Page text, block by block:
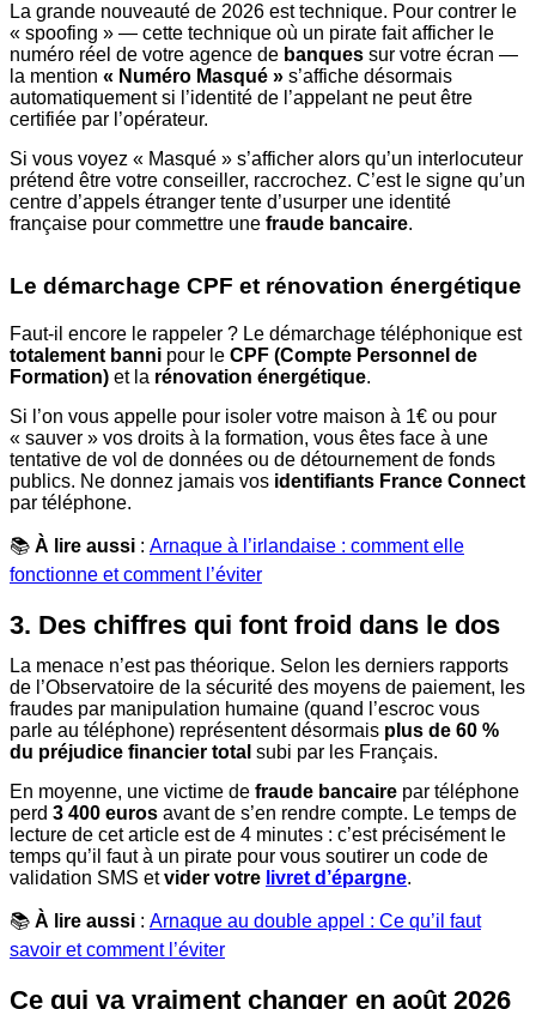
La grande nouveauté de 2026 est technique. Pour contrer le
« spoofing » — cette technique où un pirate fait afficher le
numéro réel de votre agence de banques sur votre écran —
la mention « Numéro Masqué » s’affiche désormais
automatiquement si l’identité de l’appelant ne peut être
certifiée par l’opérateur.
Si vous voyez « Masqué » s’afficher alors qu’un interlocuteur
prétend être votre conseiller, raccrochez. C’est le signe qu’un
centre d’appels étranger tente d’usurper une identité
française pour commettre une fraude bancaire.
Le démarchage CPF et rénovation énergétique
Faut-il encore le rappeler ? Le démarchage téléphonique est
totalement banni pour le CPF (Compte Personnel de
Formation) et la rénovation énergétique.
Si l’on vous appelle pour isoler votre maison à 1€ ou pour
« sauver » vos droits à la formation, vous êtes face à une
tentative de vol de données ou de détournement de fonds
publics. Ne donnez jamais vos identifiants France Connect
par téléphone.
📚 À lire aussi : Arnaque à l’irlandaise : comment elle
fonctionne et comment l’éviter
3. Des chiffres qui font froid dans le dos
La menace n’est pas théorique. Selon les derniers rapports
de l’Observatoire de la sécurité des moyens de paiement, les
fraudes par manipulation humaine (quand l’escroc vous
parle au téléphone) représentent désormais plus de 60 %
du préjudice financier total subi par les Français.
En moyenne, une victime de fraude bancaire par téléphone
perd 3 400 euros avant de s’en rendre compte. Le temps de
lecture de cet article est de 4 minutes : c’est précisément le
temps qu’il faut à un pirate pour vous soutirer un code de
validation SMS etvider votre livret d’épargne.
📚 À lire aussi : Arnaque au double appel : Ce qu’il faut
savoir et comment l’éviter
Ce qui va vraiment changer en août 2026